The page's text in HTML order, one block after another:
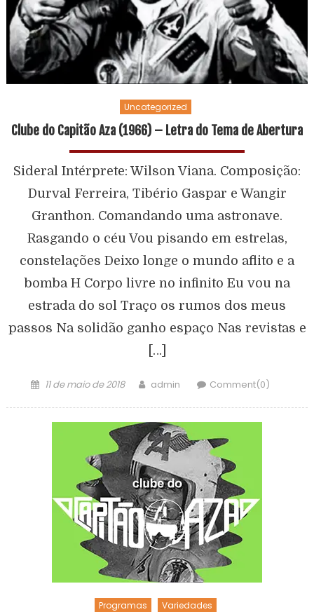
Uncategorized
Clube do Capitão Aza (1966) – Letra do Tema de Abertura
Sideral Intérprete: Wilson Viana. Composição:
Durval Ferreira, Tibério Gaspar e Wangir
Granthon. Comandando uma astronave.
Rasgando o céu Vou pisando em estrelas,
constelações Deixo longe o mundo aflito e a
bomba H Corpo livre no infinito Eu vou na
estrada do sol Traço os rumos dos meus
passos Na solidão ganho espaço Nas revistas e
[…]
11 de maio de 2018 admin Comment(0)
Programas Variedades